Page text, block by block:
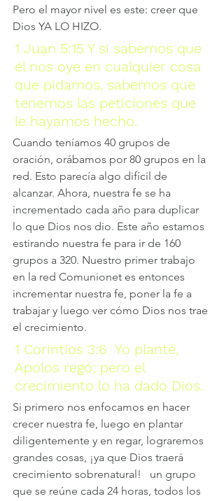
Pero el mayor nivel es este: creer que
Dios YA LO HIZO.
1 Juan 5:15 Y si sabemos que
él nos oye en cualquier cosa
que pidamos, sabemos que
tenemos las peticiones que
le hayamos hecho.
Cuando teníamos 40 grupos de
oración, orábamos por 80 grupos en la
red. Esto parecía algo difícil de
alcanzar. Ahora, nuestra fe se ha
incrementado cada año para duplicar
lo que Dios nos dio. Este año estamos
estirando nuestra fe para ir de 160
grupos a 320. Nuestro primer trabajo
en la red Comunionet es entonces
incrementar nuestra fe, poner la fe a
trabajar y luego ver cómo Dios nos trae
el crecimiento.
1 Corintios 3:6  Yo planté,
Apolos regó; pero el
crecimiento lo ha dado Dios.
Si primero nos enfocamos en hacer
crecer nuestra fe, luego en plantar
diligentemente y en regar, lograremos
grandes cosas, ¡ya que Dios traerá
crecimiento sobrenatural!   un grupo
que se reúne cada 24 horas, todos los